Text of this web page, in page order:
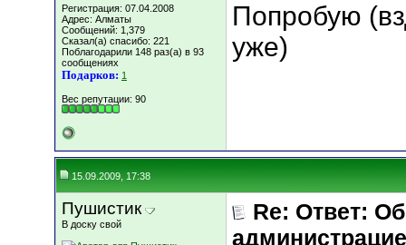
Регистрация: 07.04.2008
Адрес: Алматы
Сообщений: 1,379
Сказал(а) спасибо: 221
Поблагодарили 148 раз(а) в 93
сообщениях
Подарков: 1
Вес репутации: 90
Попробую
уже)
15.09.2009, 17:38
Пушистик
В доску свой
Re: Ответ: